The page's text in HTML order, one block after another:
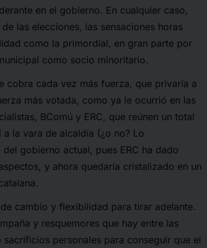
en el gobierno. En cualquier caso,
las elecciones, las sensaciones horas
como la primordial, en gran parte por
como socio minoritario.
cobra cada vez más fuerza, que privaría a
más votada, como ya le ocurrió en las
BComú y ERC, que reúnen un total
la vara de alcaldía (¿o no? Lo
gobierno actual, pues ERC ha dado
y ahora quedaría cristalizado en un
cambio y flexibilidad para tirar adelante.
y resquemores que hay entre las
personales para conseguir que el